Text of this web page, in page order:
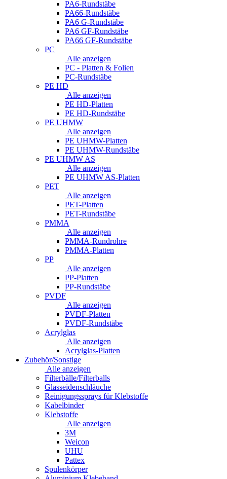
PA6-Rundstäbe
PA66-Rundstäbe
PA6 G-Rundstäbe
PA6 GF-Rundstäbe
PA66 GF-Rundstäbe
PC
Alle anzeigen
PC - Platten & Folien
PC-Rundstäbe
PE HD
Alle anzeigen
PE HD-Platten
PE HD-Rundstäbe
PE UHMW
Alle anzeigen
PE UHMW-Platten
PE UHMW-Rundstäbe
PE UHMW AS
Alle anzeigen
PE UHMW AS-Platten
PET
Alle anzeigen
PET-Platten
PET-Rundstäbe
PMMA
Alle anzeigen
PMMA-Rundrohre
PMMA-Platten
PP
Alle anzeigen
PP-Platten
PP-Rundstäbe
PVDF
Alle anzeigen
PVDF-Platten
PVDF-Rundstäbe
Acrylglas
Alle anzeigen
Acrylglas-Platten
Zubehör/Sonstige
Alle anzeigen
Filterbälle/Filterballs
Glasseidenschläuche
Reinigungssprays für Klebstoffe
Kabelbinder
Klebstoffe
Alle anzeigen
3M
Weicon
UHU
Pattex
Spulenkörper